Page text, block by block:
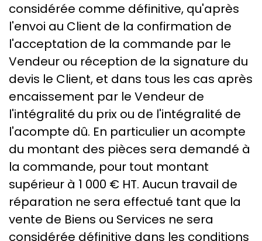
considérée comme définitive, qu'après
l'envoi au Client de la confirmation de
l'acceptation de la commande par le
Vendeur ou réception de la signature du
devis le Client, et dans tous les cas après
encaissement par le Vendeur de
l'intégralité du prix ou de l'intégralité de
l'acompte dû. En particulier un acompte
du montant des pièces sera demandé à
la commande, pour tout montant
supérieur à 1 000 € HT. Aucun travail de
réparation ne sera effectué tant que la
vente de Biens ou Services ne sera
considérée définitive dans les conditions